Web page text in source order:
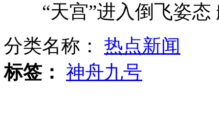
80岁"最美老人"每天为路面"打补丁"
“天宫”进入倒飞姿态
分类名称： 热点新闻
标签： 神舟九号